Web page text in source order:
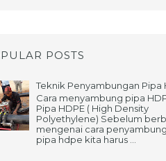
POSTS
Teknik Penyambungan Pipa
Cara menyambung pipa
Pipa HDPE ( High Density
Polyethylene) Sebelum
mengenai cara
pipa hdpe kita harus ...